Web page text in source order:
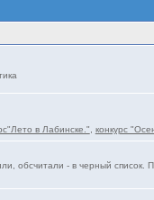
в Лабинске." конкурс
обсчитали - в черный список.